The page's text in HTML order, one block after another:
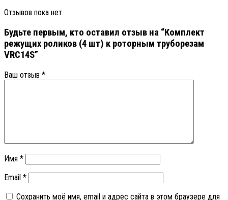
Отзывов пока нет.
Будьте первым, кто оставил отзыв на “Комплект
режущих роликов (4 шт) к роторным труборезам
VRC14S”
Ваш отзыв *
Имя *
Email *
Сохранить моё имя, email и адрес сайта в этом браузере для